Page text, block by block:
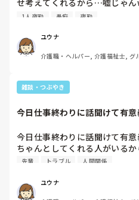
安心して仕事できたわ。
1人夜勤 愚痴 夜勤
ユウナ
介護職・ヘルパー, 介護福祉士, グ
雑談・つぶやき
今日仕事終わりに話聞けて有
今日仕事終わりに話聞けて有意
ちゃんとしてくれる人がいる
今の環境で逃げたら介護業界
先輩 トラブル 人間関係
ユウナ